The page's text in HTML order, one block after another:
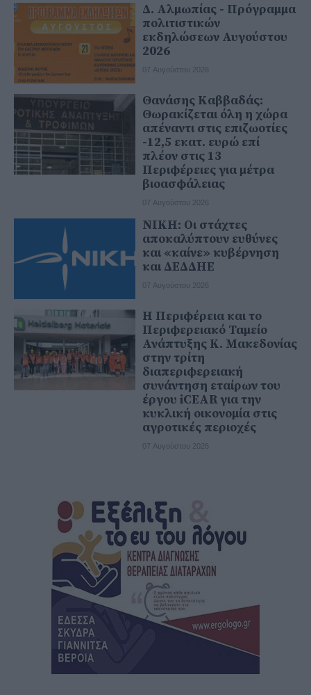
Δ. Αλμωπίας - Πρόγραμμα
πολιτιστικών
εκδηλώσεων Αυγούστου
2026
07 Αυγούστου 2026
Θανάσης Καββαδάς:
Θωρακίζεται όλη η χώρα
απέναντι στις επιζωοτίες
-12,5 εκατ. ευρώ επί
πλέον στις 13
Περιφέρειες για μέτρα
βιοασφάλειας
07 Αυγούστου 2026
ΝΙΚΗ: Οι στάχτες
αποκαλύπτουν ευθύνες
και «καίνε» κυβέρνηση
και ΔΕΔΔΗΕ
07 Αυγούστου 2026
Η Περιφέρεια και το
Περιφερειακό Ταμείο
Ανάπτυξης Κ. Μακεδονίας
στην τρίτη
διαπεριφερειακή
συνάντηση εταίρων του
έργου iCEAR για την
κυκλική οικονομία στις
αγροτικές περιοχές
07 Αυγούστου 2026